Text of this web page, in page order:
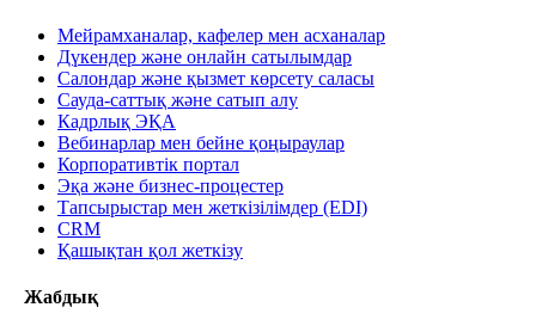
Мейрамханалар, кафелер мен асханалар
Дүкендер және онлайн сатылымдар
Салондар және қызмет көрсету саласы
Сауда-саттық және сатып алу
Кадрлық ЭҚА
Вебинарлар мен бейне қоңыраулар
Корпоративтік портал
Эқа және бизнес-процестер
Тапсырыстар мен жеткізілімдер (EDI)
CRM
Қашықтан қол жеткізу
Жабдық